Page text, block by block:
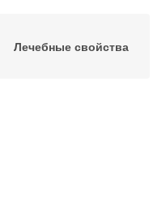
Лечебные свойства